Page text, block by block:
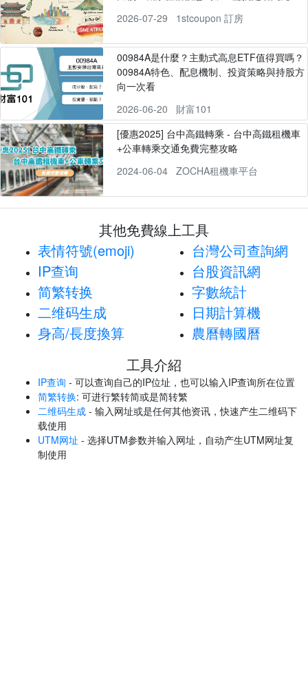
2026-07-29
1stcoupon 訂房
00984A是什麼？主動式高息ETF值得買嗎？
00984A特色、配息機制、投資策略與持股方
向一次看
2026-06-20
財富101
[優惠2025] 台中高鐵轉乘 - 台中高鐵租機車
+公車轉乘交通免費完整攻略
2024-06-04
ZOCHA租機車平台
其他免費線上工具
表情符號(emoji)
IP查询
简繁转换
二维码生成
身高/長度換算
台灣公司查詢網
台股資訊網
字數統計
日期計算機
農曆轉國曆
工具介紹
IP查询 - 可以查询自己的IP位址，也可以输入IP查询所在位置
简繁转换: 可进行繁转简或是简转繁
二维码生成 - 输入网址或是任何其他资讯，快速产生二维码下
载使用
UTM网址 - 选择UTM参数并输入网址，自动产生UTM网址复
制使用